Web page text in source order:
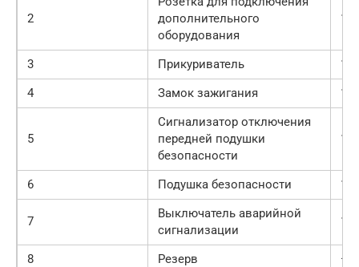
2
дополнительного
оборудования
15
3 Прикуриватель
15
4
Замок зажигания 10
5
Сигнализатор отключения
передней подушки
безопасности
10
6 Подушка безопасности 10
7
Выключатель аварийной
сигнализации
10
8 Резерв
—